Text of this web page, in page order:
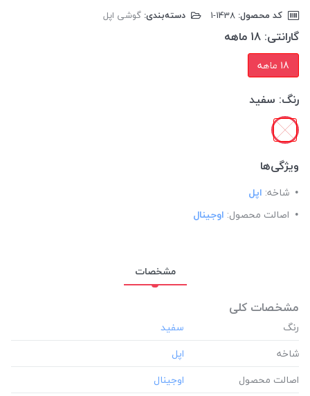
کد محصول: دسته‌بندی: گوشی اپل
گارانتی: 18 ماهه
18 ماهه
رنگ: سفید
ویژگی‌ها
شاخه: اپل
اصالت محصول: اوجینال
مشخصات
مشخصات کلی
رنگ
شاخه
اصالت محصول